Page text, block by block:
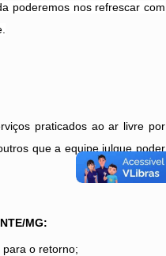
poderemos nos refrescar com
praticados ao ar livre por
que a equipe julgue poder
MG:
o retorno;